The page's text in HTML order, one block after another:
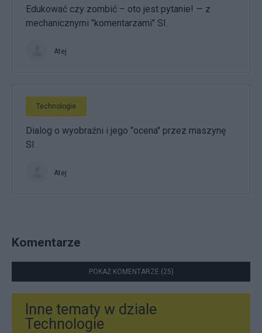
Edukować czy zombić – oto jest pytanie! — z
mechanicznymi "komentarzami" SI.
Atej
Technologie
Dialog o wyobraźni i jego "ocena" przez maszynę
SI
Atej
Komentarze
POKAŻ KOMENTARZE (25)
Inne tematy w dziale
Technologie